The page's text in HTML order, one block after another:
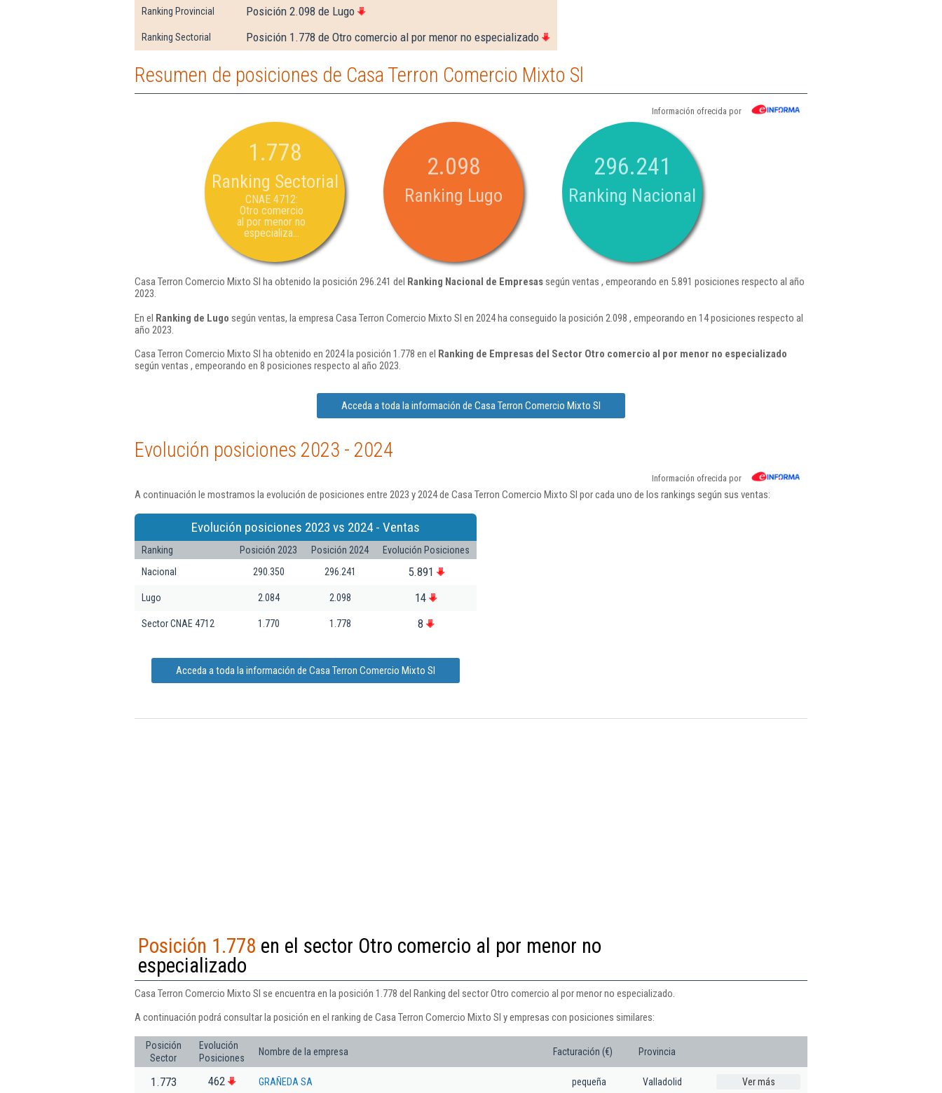
Ranking Provincial Posición 2.098 de Lugo
Ranking Sectorial Posición 1.778 de Otro comercio al por menor no especializado
Resumen de posiciones de Casa Terron Comercio Mixto Sl
Información ofrecida por
1.778
Ranking Sectorial
CNAE 4712:
Otro comercio
al por menor no
especializa...
2.098
Ranking Lugo
296.241
Ranking Nacional
Casa Terron Comercio Mixto Sl ha obtenido la posición 296.241 del Ranking Nacional de Empresassegún ventas , empeorando en 5.891 posiciones respecto al año
2023.
En el Ranking de Lugo según ventas, la empresa Casa Terron Comercio Mixto Sl en 2024 ha conseguido la posición 2.098 , empeorando en 14 posiciones respecto al
año 2023.
Casa Terron Comercio Mixto Sl ha obtenido en 2024 la posición 1.778 en el Ranking de Empresas del Sector Otro comercio al por menor no especializado
según ventas , empeorando en 8 posiciones respecto al año 2023.
Acceda a toda la información de Casa Terron Comercio Mixto Sl
Evolución posiciones 2023 - 2024
Información ofrecida por
A continuación le mostramos la evolución de posiciones entre 2023 y 2024 de Casa Terron Comercio Mixto Sl por cada uno de los rankings según sus ventas:
Evolución posiciones 2023 vs 2024 - Ventas
Ranking Posición 2023 Posición 2024
Evolución Posiciones
Nacional
290.350 296.241 5.891
Lugo 2.084 2.098 14
Sector CNAE 4712 1.770 1.778 8
Acceda a toda la información de Casa Terron Comercio Mixto Sl
Posición 1.778 en el sector Otro comercio al por menor no
especializado
Casa Terron Comercio Mixto Sl se encuentra en la posición 1.778 del Ranking del sector Otro comercio al por menor no especializado.
A continuación podrá consultar la posición en el ranking de Casa Terron Comercio Mixto Sl y empresas con posiciones similares:
Posición
Sector
Evolución
Posiciones
Nombre de la empresa Facturación (€) Provincia
1.773 462 GRAÑEDA SA pequeña Valladolid Ver más